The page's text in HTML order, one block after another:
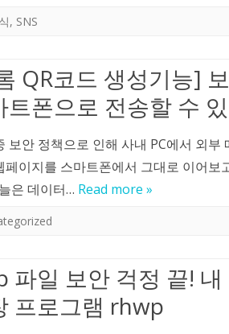
, SNS
QR코드 생성기능]
트폰으로 전송할 수
보안 정책으로 인해 사내 PC에서 외
페이지를 스마트폰에서 그대로 이어
은 데이터… Read more »
파일 보안 걱정 끝!
프로그램 rhwp